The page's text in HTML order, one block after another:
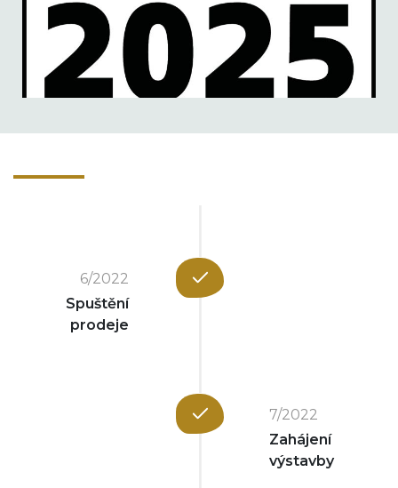
6/2022
Spuštění
prodeje
7/2022
Zahájení
výstavby